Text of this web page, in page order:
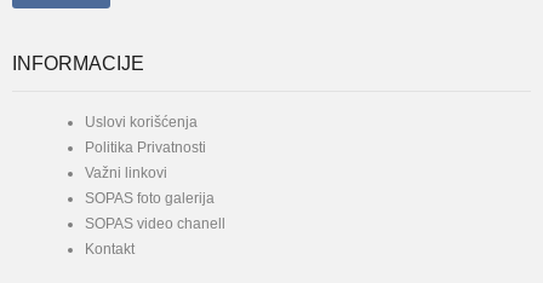
INFORMACIJE
Uslovi korišćenja
Politika Privatnosti
Važni linkovi
SOPAS foto galerija
SOPAS video chanell
Kontakt